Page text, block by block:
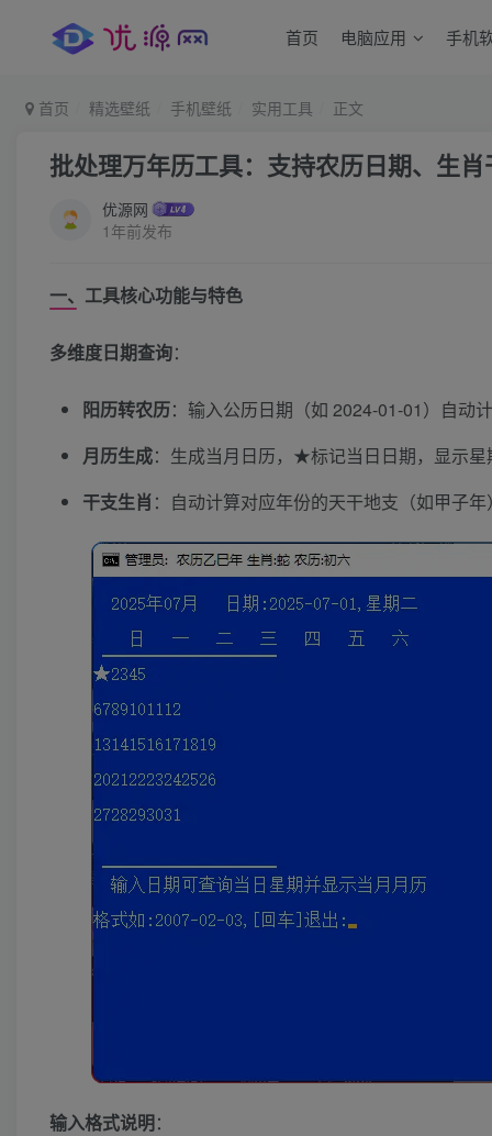
首页 电脑应用 手机
首页 精选壁纸 手机壁纸 实用工具 正文
批处理万年历工具：支持农历日期、生
优源网
1年前发布
一、工具核心功能与特色
多维度日期查询：
阳历转农历：输入公历日期（如 2024-01-01）自动
月历生成：生成当月日历，★标记当日日期，显示星
干支生肖：自动计算对应年份的天干地支（如甲子
输入格式说明：